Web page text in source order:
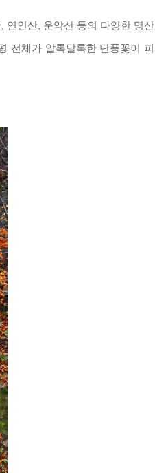
, 연인산, 운악산 등의 다양한 명산
전체가 알록달록한 단풍꽃이 피